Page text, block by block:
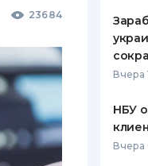
23684
Вчера
НБУ
Вчера